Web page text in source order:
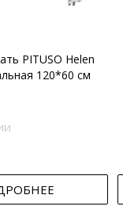
PITUSO Helen
120*60 см